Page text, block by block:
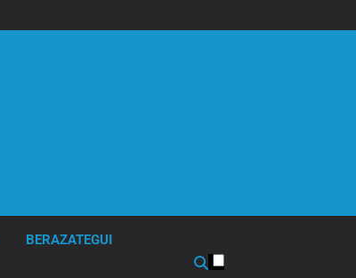
BERAZATEGUI